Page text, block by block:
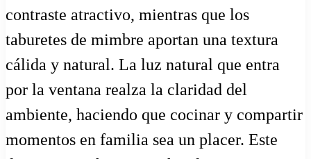
contraste atractivo, mientras que los
taburetes de mimbre aportan una textura
cálida y natural. La luz natural que entra
por la ventana realza la claridad del
ambiente, haciendo que cocinar y compartir
momentos en familia sea un placer. Este